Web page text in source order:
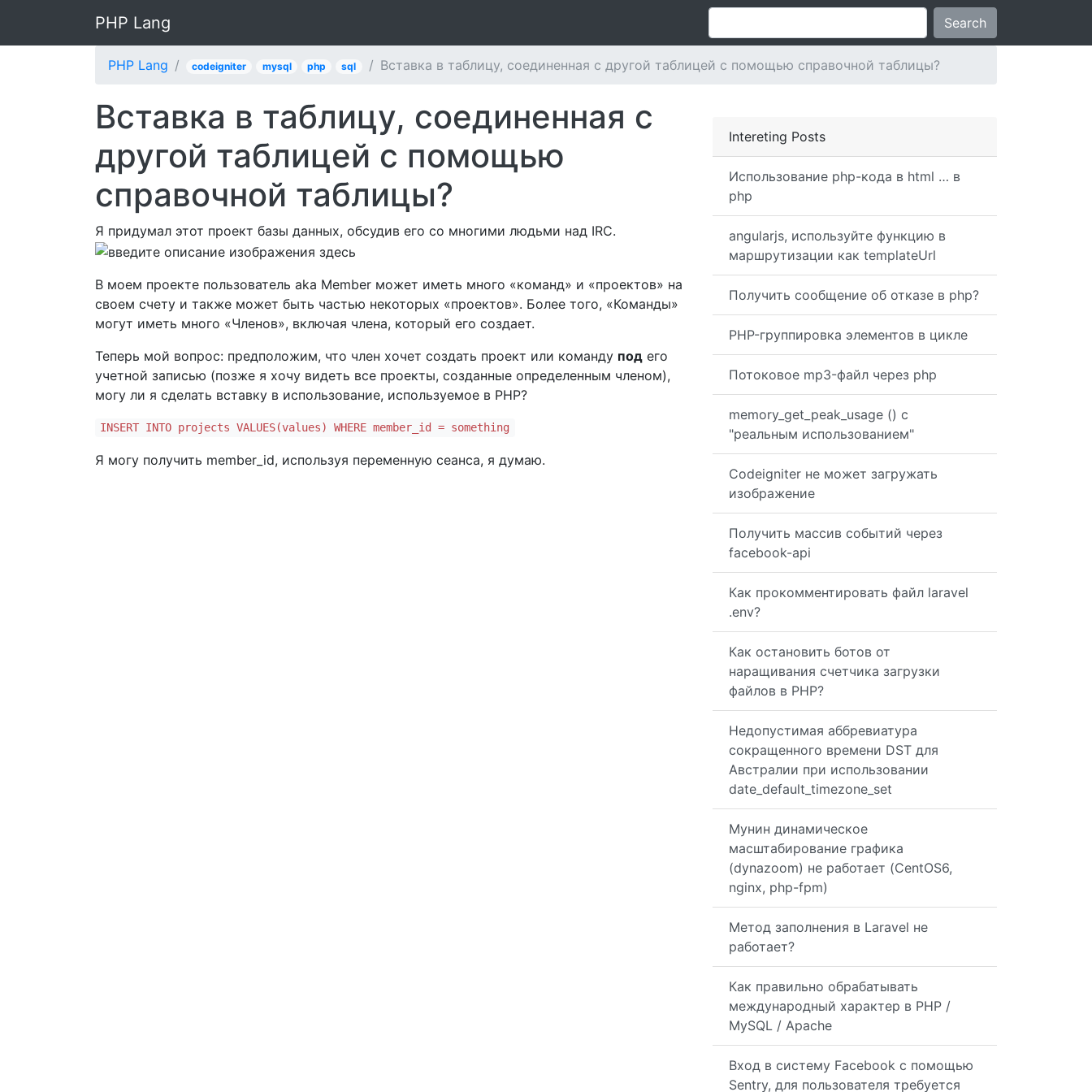
PHP Lang Search
PHP Lang codeigniter mysql php sql Вставка в таблицу, соединенная с другой таблицей с помощью справочной таблицы?
Intereting Posts
Использование php-кода в html … в
php
angularjs, используйте функцию в
маршрутизации как templateUrl
Получить сообщение об отказе в php?
PHP-группировка элементов в цикле
Потоковое mp3-файл через php
memory_get_peak_usage () с
"реальным использованием"
Codeigniter не может загружать
изображение
Получить массив событий через
facebook-api
Как прокомментировать файл laravel
.env?
Как остановить ботов от
наращивания счетчика загрузки
файлов в PHP?
Недопустимая аббревиатура
сокращенного времени DST для
Австралии при использовании
date_default_timezone_set
Мунин динамическое
масштабирование графика
(dynazoom) не работает (CentOS6,
nginx, php-fpm)
Метод заполнения в Laravel не
работает?
Как правильно обрабатывать
международный характер в PHP /
MySQL / Apache
Вход в систему Facebook с помощью
Sentry, для пользователя требуется
Вставка в таблицу, соединенная с
другой таблицей с помощью
справочной таблицы?
Я придумал этот проект базы данных, обсудив его со многими людьми над IRC.
В моем проекте пользователь aka Member может иметь много «команд» и «проектов» на
своем счету и также может быть частью некоторых «проектов». Более того, «Команды»
могут иметь много «Членов», включая члена, который его создает.
Теперь мой вопрос: предположим, что член хочет создать проект или команду под его
учетной записью (позже я хочу видеть все проекты, созданные определенным членом),
могу ли я сделать вставку в использование, используемое в PHP?
INSERT INTO projects VALUES(values) WHERE member_id = something
Я могу получить member_id, используя переменную сеанса, я думаю.